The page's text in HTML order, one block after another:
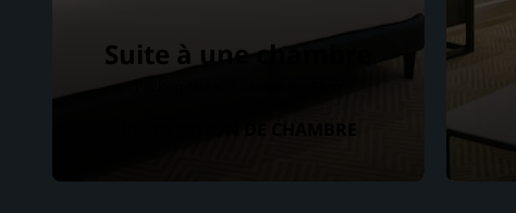
Suite à une chambre